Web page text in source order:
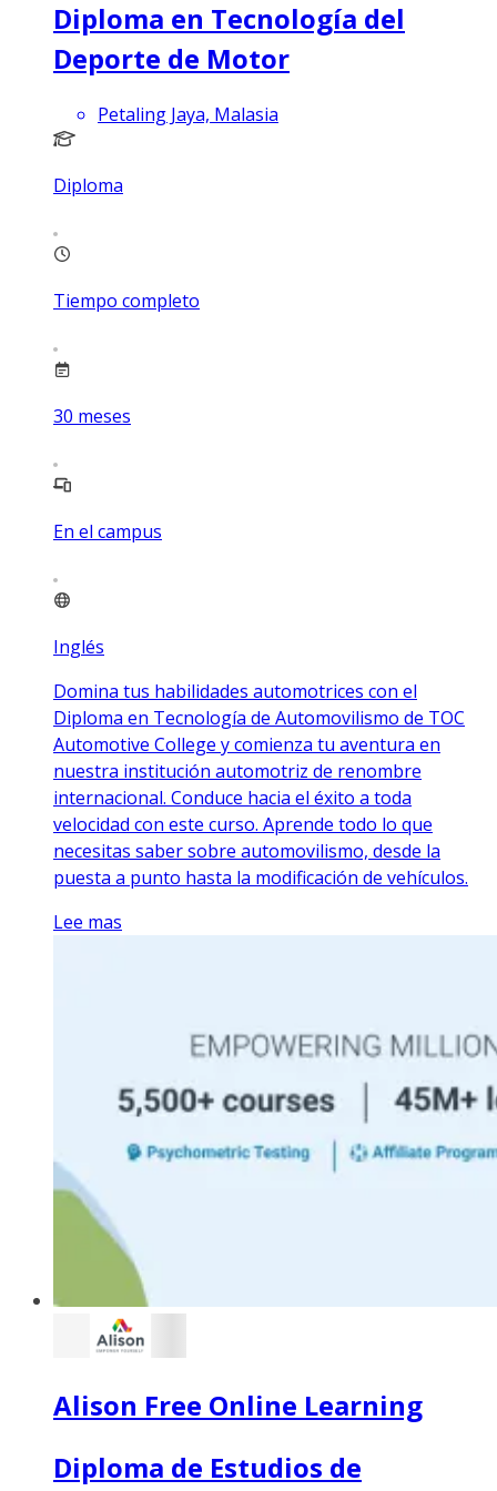
Diploma en Tecnología del
Deporte de Motor
Petaling Jaya, Malasia
Diploma
Tiempo completo
30 meses
En el campus
Inglés
Domina tus habilidades automotrices con el
Diploma en Tecnología de Automovilismo de TOC
Automotive College y comienza tu aventura en
nuestra institución automotriz de renombre
internacional. Conduce hacia el éxito a toda
velocidad con este curso. Aprende todo lo que
necesitas saber sobre automovilismo, desde la
puesta a punto hasta la modificación de vehículos.
Lee mas
Alison Free Online Learning
Diploma de Estudios de